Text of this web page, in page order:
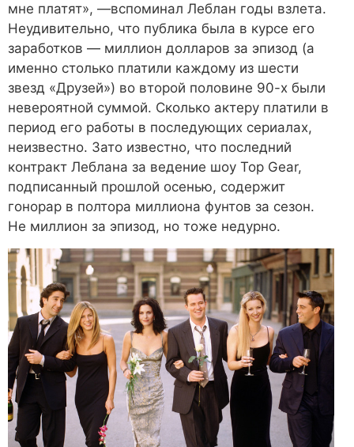
мне платят», —вспоминал Леблан годы взлета.
Неудивительно, что публика была в курсе его
заработков — миллион долларов за эпизод (а
именно столько платили каждому из шести
звезд «Друзей») во второй половине 90-х были
невероятной суммой. Сколько актеру платили в
период его работы в последующих сериалах,
неизвестно. Зато известно, что последний
контракт Леблана за ведение шоу Top Gear,
подписанный прошлой осенью, содержит
гонорар в полтора миллиона фунтов за сезон.
Не миллион за эпизод, но тоже недурно.